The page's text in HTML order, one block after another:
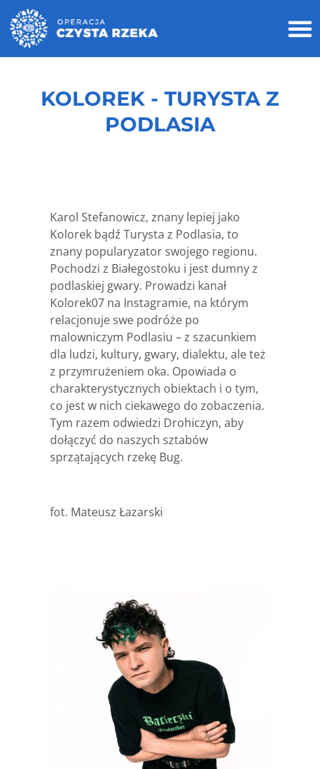
KOLOREK - TURYSTA Z
PODLASIA
Karol Stefanowicz, znany lepiej jako
Kolorek bądź Turysta z Podlasia, to
znany popularyzator swojego regionu.
Pochodzi z Białegostoku i jest dumny z
podlaskiej gwary. Prowadzi kanał
Kolorek07 na Instagramie, na którym
relacjonuje swe podróże po
malowniczym Podlasiu – z szacunkiem
dla ludzi, kultury, gwary, dialektu, ale też
z przymrużeniem oka. Opowiada o
charakterystycznych obiektach i o tym,
co jest w nich ciekawego do zobaczenia.
Tym razem odwiedzi Drohiczyn, aby
dołączyć do naszych sztabów
sprzątających rzekę Bug.
fot. Mateusz Łazarski